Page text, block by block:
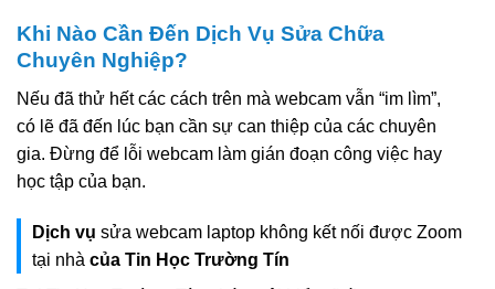
Khi Nào Cần Đến Dịch Vụ Sửa Chữa
Chuyên Nghiệp?
Nếu đã thử hết các cách trên mà webcam vẫn “im lìm”,
có lẽ đã đến lúc bạn cần sự can thiệp của các chuyên
gia. Đừng để lỗi webcam làm gián đoạn công việc hay
học tập của bạn.
Dịch vụ sửa webcam laptop không kết nối được Zoom
tại nhà của Tin Học Trường Tín